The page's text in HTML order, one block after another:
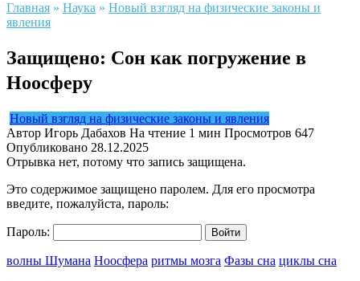
Главная » Наука » Новый взгляд на физические законы и
явления
Защищено: Сон как погружение в
Ноосферу
Новый взгляд на физические законы и явления
Автор Игорь Дабахов На чтение 1 мин Просмотров 647
Опубликовано 28.12.2025
Отрывка нет, потому что запись защищена.
Это содержимое защищено паролем. Для его просмотра
введите, пожалуйста, пароль:
Пароль:
волны Шумана Ноосфера ритмы мозга Фазы сна циклы сна